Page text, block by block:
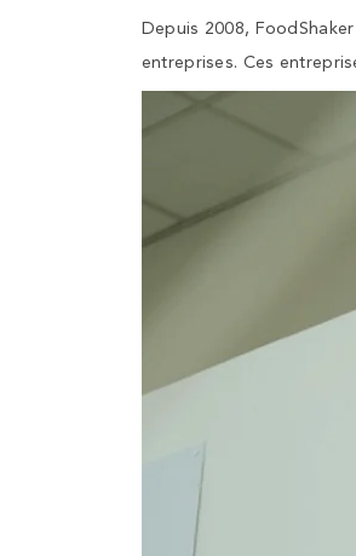
Depuis 2008,
entreprises. Ces